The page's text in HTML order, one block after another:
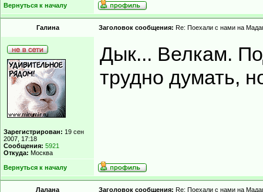
Вернуться к началу
Гaлинa Заголовок сообщения: Re: Поехали с нами на
Зарегистрирован: 19 сен
2007, 17:18
Сообщения: 5921
Откуда: Москва
Дык... Велкам.
трудно думать,
Вернуться к началу
Лалана Заголовок сообщения: Re: Поехали с нами на